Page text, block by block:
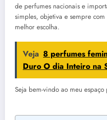
de perfumes nacionais e
simples, objetiva e sempre
melhor escolha.
Veja 8 perfumes
Duro O dia Inteiro na
Seja bem-vindo ao meu